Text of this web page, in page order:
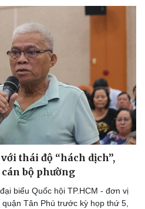
Sao Việt
thái độ “hách dịch”,
bộ phường
biểu Quốc hội TP.HCM - đơn vị
Tân Phú trước kỳ họp thứ 5,